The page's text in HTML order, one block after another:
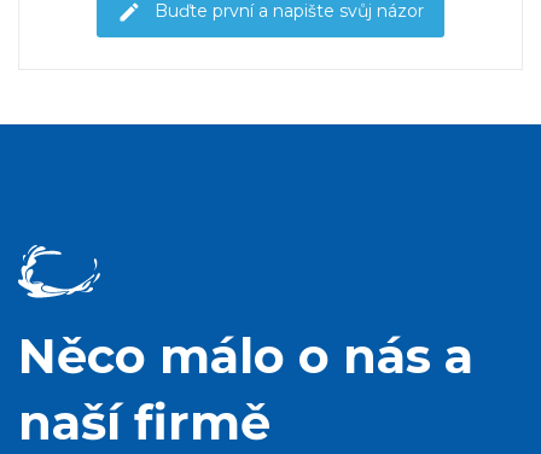
Buďte první a napište svůj názor
Něco málo o nás a
naší firmě